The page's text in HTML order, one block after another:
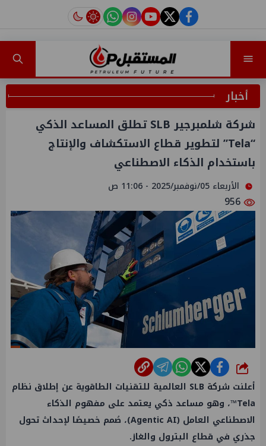
facebook
twitter
youtube
instagram
tiktok
أخبار
شركة شلمبرجير SLB تطلق المساعد الذكي
“Tela” لتطوير قطاع الاستكشاف والإنتاج
باستخدام الذكاء الاصطناعي
الأربعاء 05/نوفمبر/2025 - 11:06 ص
شارك
أعلنت شركة SLB العالمية للتقنيات الطاقوية عن إطلاق نظام
Tela™️، وهو مساعد ذكي يعتمد على مفهوم الذكاء
الاصطناعي العامل (Agentic AI)، صُمم خصيصًا لإحداث تحول
جذري في قطاع البترول والغاز.